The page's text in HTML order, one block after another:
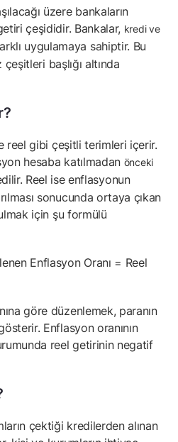
üzere bankaların
çeşididir. Bankalar, kredi ve
uygulamaya sahiptir. Bu
başlığı altında
reel gibi çeşitli terimleri içerir.
hesaba katılmadan önceki
Reel ise enflasyonun
sonucunda ortaya çıkan
için şu formülü
Enflasyon Oranı = Reel
göre düzenlemek, paranın
Enflasyon oranının
reel getirinin negatif
çektiği kredilerden alınan